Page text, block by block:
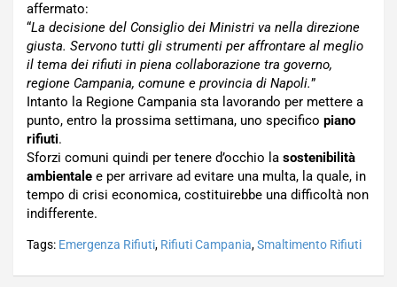
affermato:
“La decisione del Consiglio dei Ministri va nella direzione
giusta. Servono tutti gli strumenti per affrontare al meglio
il tema dei rifiuti in piena collaborazione tra governo,
regione Campania, comune e provincia di Napoli.”
Intanto la Regione Campania sta lavorando per mettere a
punto, entro la prossima settimana, uno specifico piano
rifiuti.
Sforzi comuni quindi per tenere d’occhio la sostenibilità
ambientale e per arrivare ad evitare una multa, la quale, in
tempo di crisi economica, costituirebbe una difficoltà non
indifferente.
Tags: Emergenza Rifiuti, Rifiuti Campania,Smaltimento Rifiuti